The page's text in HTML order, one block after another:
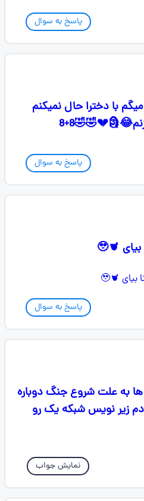
پاسخ به سوال
با دخترا حال نمیکنم
پاسخ به سوال
🥹🫀
پاسخ به سوال
به علت شروع جنگ دوباره
زیر نویس شبکه یک رو
نمایش جواب